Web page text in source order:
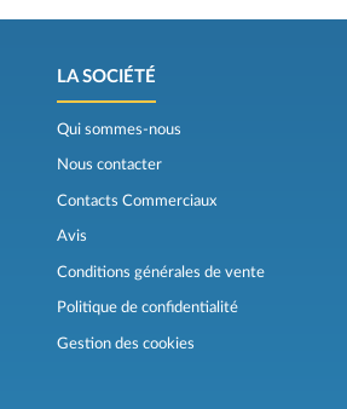
LA SOCIÉTÉ
Qui sommes-nous
Nous contacter
Contacts Commerciaux
Avis
Conditions générales de vente
Politique de confidentialité
Gestion des cookies